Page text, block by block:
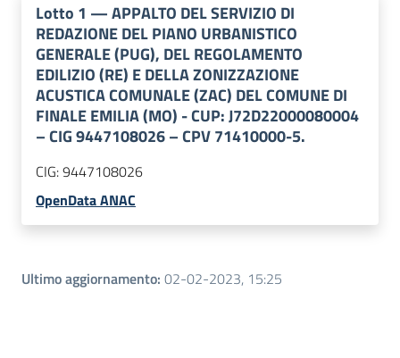
Lotto 1 —APPALTO DEL SERVIZIO DI
REDAZIONE DEL PIANO URBANISTICO
GENERALE (PUG), DEL REGOLAMENTO
EDILIZIO (RE) E DELLA ZONIZZAZIONE
ACUSTICA COMUNALE (ZAC) DEL COMUNE DI
FINALE EMILIA (MO) - CUP: J72D22000080004
– CIG 9447108026 – CPV 71410000-5.
CIG:9447108026
OpenData ANAC
Ultimo aggiornamento: 02-02-2023, 15:25